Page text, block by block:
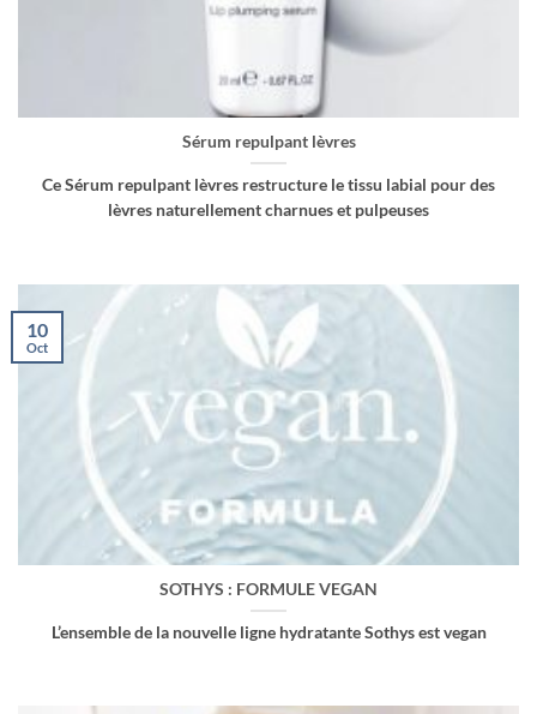
Sérum repulpant lèvres
Ce Sérum repulpant lèvres restructure le tissu labial pour des
lèvres naturellement charnues et pulpeuses
SOTHYS : FORMULE VEGAN
L’ensemble de la nouvelle ligne hydratante Sothys est vegan
10
Oct